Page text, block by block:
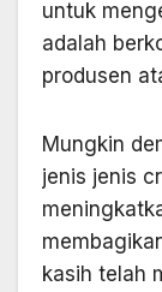
untuk
adalah
produsen
Mungkin
jenis jenis
kasih telah